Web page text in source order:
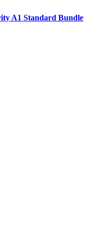
A1 Standard Bundle